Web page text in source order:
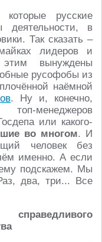
русские
в
Так сказать –
лидеров и
вынуждены
русофобы из
наёмной
. Ну и, конечно,
менеджеров
или какого-
во многом. И
человек без
именно. А если
подскажем. Мы
два, три... Все